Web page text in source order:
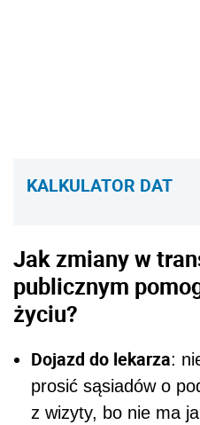
KALKULATOR DAT
Jak zmiany w
publicznym
życiu?
Dojazd do lekarza:
prosić sąsiadów o
z wizyty, bo nie ma